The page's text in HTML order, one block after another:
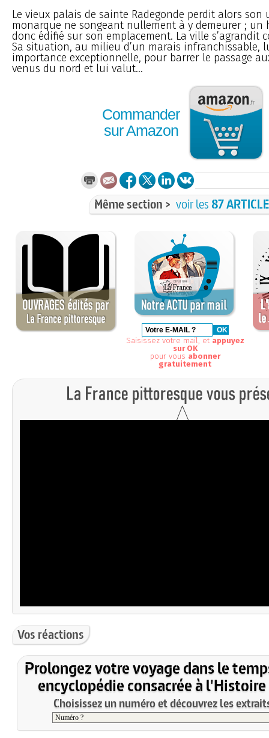
Le vieux palais de sainte Radegonde perdit alors son
monarque ne songeant nullement à y demeurer ; un
donc édifié sur son emplacement. La ville s’agrandit
Sa situation, au milieu d’un marais infranchissable,
importance exceptionnelle, pour barrer le passage
venus du nord et lui valut...
Commander
sur Amazon
Même section > voir les87
Saisissez votre mail, et appuyez
sur OK
pour vous abonner
gratuitement
Vos réactions
Prolongez votre voyage dans le
encyclopédie consacrée à l'Histoire
Choisissez un numéro et découvrez les